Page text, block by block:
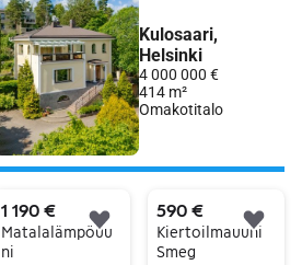
1 190 €
Matalalämpöuu
ni
Lisää suosikiksi.
590 €
Kiertoilmauuni
Smeg